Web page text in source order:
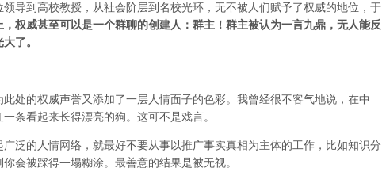
导到高校教授，从社会阶层到名校光环，无不被人们赋予了权威的地位，于
，权威甚至可以是一个群聊的创建人：群主！群主被认为一言九鼎，无人能反
了。
处的权威声誉又添加了一层人情面子的色彩。我曾经很不客气地说，在中
条看起来长得漂亮的狗。这可不是戏言。
泛的人情网络，就最好不要从事以推广事实真相为主体的工作，比如知识分
会被踩得一塌糊涂。最善意的结果是被无视。